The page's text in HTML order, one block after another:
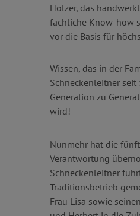
Hölzer, das
fachliche Know-how
vor die Basis für
Wissen, das in der
Schneckenleitner
Generation zu
wird!
Nunmehr hat die
Verantwortung
Schneckenleitner
Traditionsbetrieb
Frau Lisa sowie